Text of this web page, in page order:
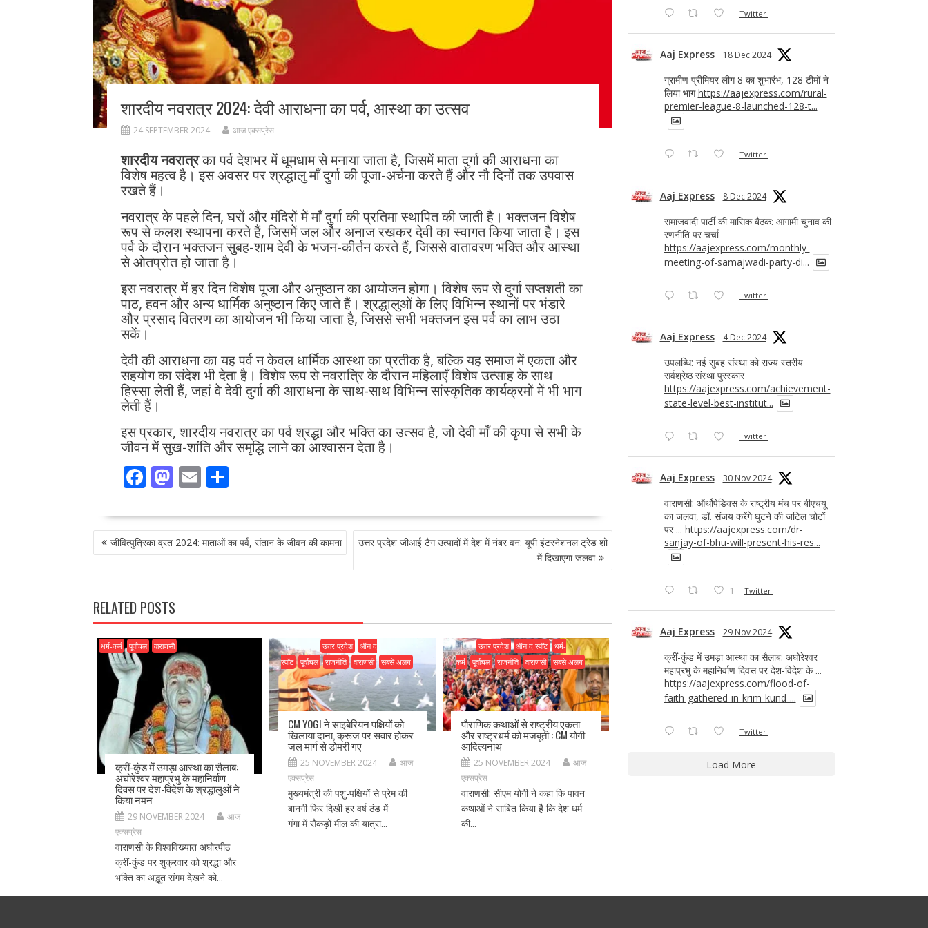
शारदीय नवरात्र 2024: देवी आराधना का पर्व, आस्था का उत्सव
24 SEPTEMBER 2024 आज एक्सप्रेस
शारदीय नवरात्रका पर्व देशभर में धूमधाम से मनाया जाता है, जिसमें माता दुर्गा की आराधना का
विशेष महत्व है। इस अवसर पर श्रद्धालु माँ दुर्गा की पूजा-अर्चना करते हैं और नौ दिनों तक उपवास
रखते हैं।
नवरात्र के पहले दिन, घरों और मंदिरों में माँ दुर्गा की प्रतिमा स्थापित की जाती है। भक्तजन विशेष
रूप से कलश स्थापना करते हैं, जिसमें जल और अनाज रखकर देवी का स्वागत किया जाता है। इस
पर्व के दौरान भक्तजन सुबह-शाम देवी के भजन-कीर्तन करते हैं, जिससे वातावरण भक्ति और आस्था
से ओतप्रोत हो जाता है।
इस नवरात्र में हर दिन विशेष पूजा और अनुष्ठान का आयोजन होगा। विशेष रूप से दुर्गा सप्तशती का
पाठ, हवन और अन्य धार्मिक अनुष्ठान किए जाते हैं। श्रद्धालुओं के लिए विभिन्न स्थानों पर भंडारे
और प्रसाद वितरण का आयोजन भी किया जाता है, जिससे सभी भक्तजन इस पर्व का लाभ उठा
सकें।
देवी की आराधना का यह पर्व न केवल धार्मिक आस्था का प्रतीक है, बल्कि यह समाज में एकता और
सहयोग का संदेश भी देता है। विशेष रूप से नवरात्रि के दौरान महिलाएँ विशेष उत्साह के साथ
हिस्सा लेती हैं, जहां वे देवी दुर्गा की आराधना के साथ-साथ विभिन्न सांस्कृतिक कार्यक्रमों में भी भाग
लेती हैं।
इस प्रकार, शारदीय नवरात्र का पर्व श्रद्धा और भक्ति का उत्सव है, जो देवी माँ की कृपा से सभी के
जीवन में सुख-शांति और समृद्धि लाने का आश्वासन देता है।
F
e
b
o
k
M
to
d
o
E
ai
l
S
ar
e
POST
NAVIGATION
जीवित्पुत्रिका व्रत 2024: माताओं का पर्व, संतान के जीवन की कामना
उत्तर प्रदेश जीआई टैग उत्पादों में देश में नंबर वन: यूपी इंटरनेशनल ट्रेड शो
में दिखाएगा जलवा
RELATED POSTS
धर्म-कर्म पूर्वांचल वाराणसी
क्रीं-कुंड में उमड़ा आस्था का सैलाब:
अघोरेश्वर महाप्रभु के महानिर्वाण
दिवस पर देश-विदेश के श्रद्धालुओं ने
किया नमन
29 NOVEMBER 2024
आज
एक्सप्रेस
वाराणसी के विश्वविख्यात अघोरपीठ
क्रीं-कुंड पर शुक्रवार को श्रद्धा और
भक्ति का अद्भुत संगम देखने को...
उत्तर प्रदेश
ऑन द
स्पॉट
पूर्वांचल राजनीति वाराणसी सबसे अलग
CM YOGI ने साइबेरियन पक्षियों को
खिलाया दाना, क्रूज पर सवार होकर
जल मार्ग से डोमरी गए
25 NOVEMBER 2024
आज
एक्सप्रेस
मुख्यमंत्री की पशु-पक्षियों से प्रेम की
बानगी फिर दिखी हर वर्ष ठंड में
गंगा में सैकड़ों मील की यात्रा...
उत्तर प्रदेश ऑन द स्पॉट
धर्म-
कर्म
पूर्वांचल राजनीति वाराणसी सबसे अलग
पौराणिक कथाओं से राष्ट्रीय एकता
और राष्ट्रधर्म को मजबूती : CM योगी
आदित्यनाथ
25 NOVEMBER 2024
आज
एक्सप्रेस
वाराणसी: सीएम योगी ने कहा कि पावन
कथाओं ने साबित किया है कि देश धर्म
की...
Twitter
Aaj Express 18 Dec 2024
ग्रामीण प्रीमियर लीग 8 का शुभारंभ, 128 टीमों ने
लिया भागhttps://aajexpress.com/rural-
premier-league-8-launched-128-t...
Twitter
Aaj Express 8 Dec 2024
समाजवादी पार्टी की मासिक बैठक: आगामी चुनाव की
रणनीति पर चर्चा
https://aajexpress.com/monthly-
meeting-of-samajwadi-party-di...
Twitter
Aaj Express 4 Dec 2024
उपलब्धि: नई सुबह संस्था को राज्य स्तरीय
सर्वश्रेष्ठ संस्था पुरस्कार
https://aajexpress.com/achievement-
state-level-best-institut...
Twitter
Aaj Express 30 Nov 2024
वाराणसी: ऑर्थोपेडिक्स के राष्ट्रीय मंच पर बीएचयू
का जलवा, डॉ. संजय करेंगे घुटने की जटिल चोटों
पर ... https://aajexpress.com/dr-
sanjay-of-bhu-will-present-his-res...
1 Twitter
Aaj Express 29 Nov 2024
क्रीं-कुंड में उमड़ा आस्था का सैलाब: अघोरेश्वर
महाप्रभु के महानिर्वाण दिवस पर देश-विदेश के ...
https://aajexpress.com/flood-of-
faith-gathered-in-krim-kund-...
Twitter
Load More